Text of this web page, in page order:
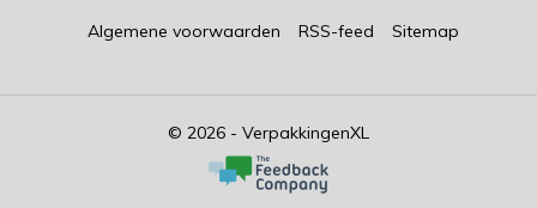
© 2026 - VerpakkingenXL
Algemene voorwaarden RSS-feed Sitemap